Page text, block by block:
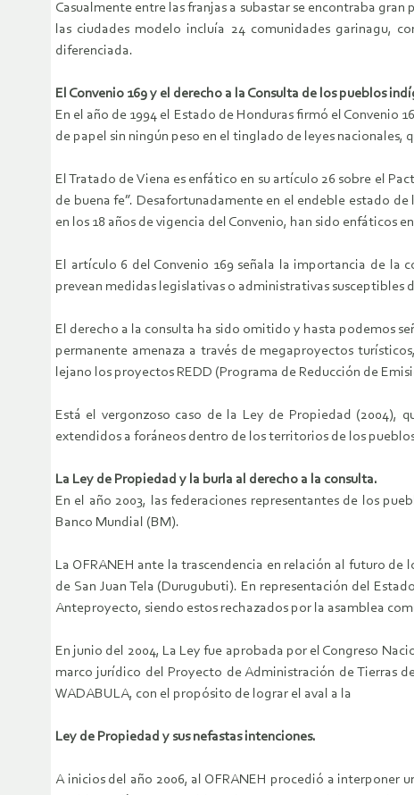
Casualmente entre las franjas a subastar se encontraba
las ciudades modelo incluía 24 comunidades garinagu,
diferenciada.
El Convenio 169 y el derecho a la Consulta de los pueblos
En el año de 1994 el Estado de Honduras firmó el Convenio
de papel sin ningún peso en el tinglado de leyes nacionales,
El Tratado de Viena es enfático en su artículo 26 sobre el
de buena fe”. Desafortunadamente en el endeble estado
en los 18 años de vigencia del Convenio, han sido enfáticos
El artículo 6 del Convenio 169 señala la importancia de la
prevean medidas legislativas o administrativas susceptibles
El derecho a la consulta ha sido omitido y hasta podemos
permanente amenaza a través de megaproyectos
lejano los proyectos REDD (Programa de Reducción de
Está el vergonzoso caso de la Ley de Propiedad (2004),
extendidos a foráneos dentro de los territorios de los
La Ley de Propiedad y la burla al derecho a la consulta.
En el año 2003, las federaciones representantes de los
Banco Mundial (BM).
La OFRANEH ante la trascendencia en relación al futuro
de San Juan Tela (Durugubuti). En representación del
Anteproyecto, siendo estos rechazados por la asamblea
En junio del 2004, La Ley fue aprobada por el Congreso
marco jurídico del Proyecto de Administración de Tierras
WADABULA, con el propósito de lograr el aval a la
Ley de Propiedad y sus nefastas intenciones.
A inicios del año 2006, al OFRANEH procedió a interponer